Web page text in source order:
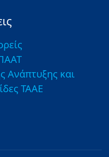
Ανάπτυξης και
ΤΑΑΕ